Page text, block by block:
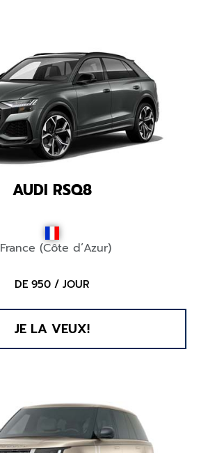
AUDI RSQ8
France (Côte d’Azur)
DE 950 / JOUR
JE LA VEUX!